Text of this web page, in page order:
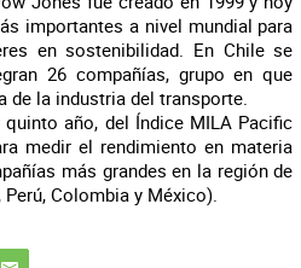
importantes a nivel mundial para
en sostenibilidad. En Chile se
26 compañías, grupo en que
de la industria del transporte.
año, del Índice MILA Pacific
medir el rendimiento en materia
más grandes en la región de
Colombia y México).